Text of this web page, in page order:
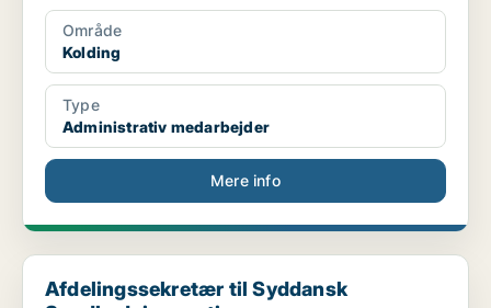
Område
Kolding
Type
Administrativ medarbejder
Mere info
Afdelingssekretær til Syddansk Sundhedsinnovation
Afdelingssekretær til Syddansk